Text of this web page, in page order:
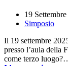
19
Simposio
Il 19 settembre
presso l’aula
come terzo